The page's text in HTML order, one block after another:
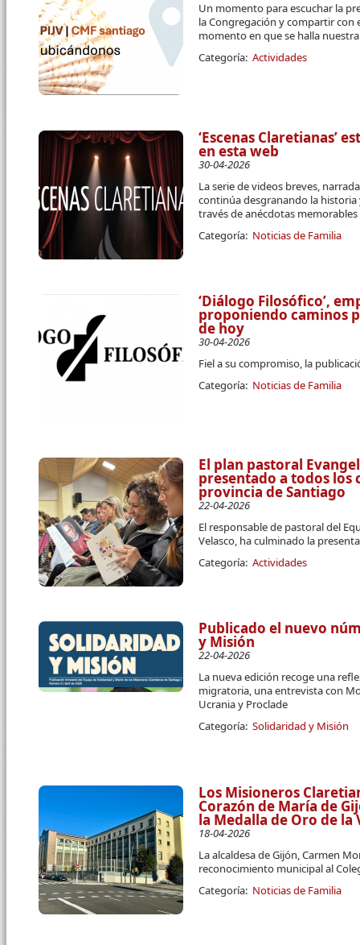
Un momento para escuchar la
la Congregación y compartir con
momento en que se halla
Categoría: Actividades
‘Escenas Claretianas’
en esta web
30-04-2026
La serie de videos breves,
continúa desgranando la historia
través de anécdotas memorables
Categoría: Noticias de Familia
‘Diálogo Filosófico’,
proponiendo caminos
de hoy
30-04-2026
Fiel a su compromiso, la
Categoría: Noticias de Familia
El plan pastoral
presentado a todos los
provincia de Santiago
22-04-2026
El responsable de pastoral del
Velasco, ha culminado la
Categoría: Actividades
Publicado el nuevo
y Misión
22-04-2026
La nueva edición recoge una
migratoria, una entrevista con
Ucrania y Proclade
Categoría: Solidaridad y Misión
Los Misioneros
Corazón de María de
la Medalla de Oro de la
18-04-2026
La alcaldesa de Gijón, Carmen
reconocimiento municipal al
Categoría: Noticias de Familia